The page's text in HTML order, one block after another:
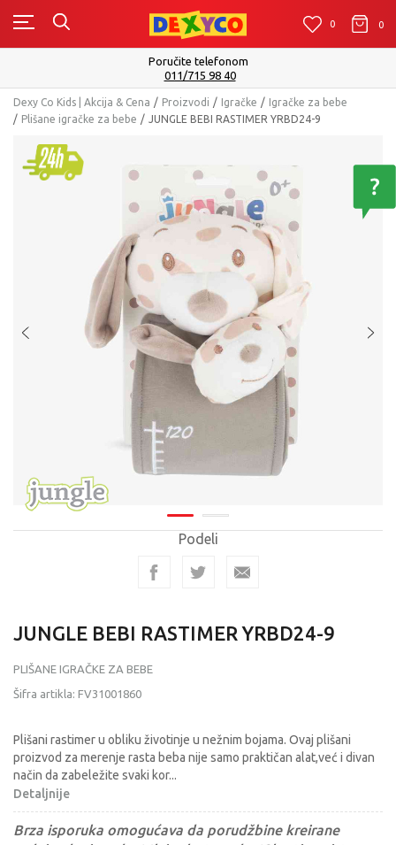
0 0 0
Isporuku možete očekivati u roku od 2 do 4 radna
Pogledaj više
Dexy Co Kids | Akcija & Cena Proizvodi Igračke
Igračke za bebe
Plišane igračke za bebe
JUNGLE BEBI RASTIMER YRBD24-9
Podeli
JUNGLE BEBI RASTIMER YRBD24-9
PLIŠANE IGRAČKE ZA BEBE
Šifra artikla: FV31001860
Plišani rastimer u obliku životinje u nežnim bojama. Ovaj plišani
proizvod za merenje rasta beba nije samo praktičan alat,već i divan
način da zabeležite svaki kor...
Detaljnije
Brza isporuka omogućava da porudžbine kreirane